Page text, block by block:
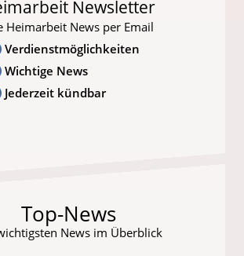
Newsletter
Heimarbeit News per Email
Verdienstmöglichkeiten
Wichtige News
Jederzeit kündbar
Top-News
News im Überblick